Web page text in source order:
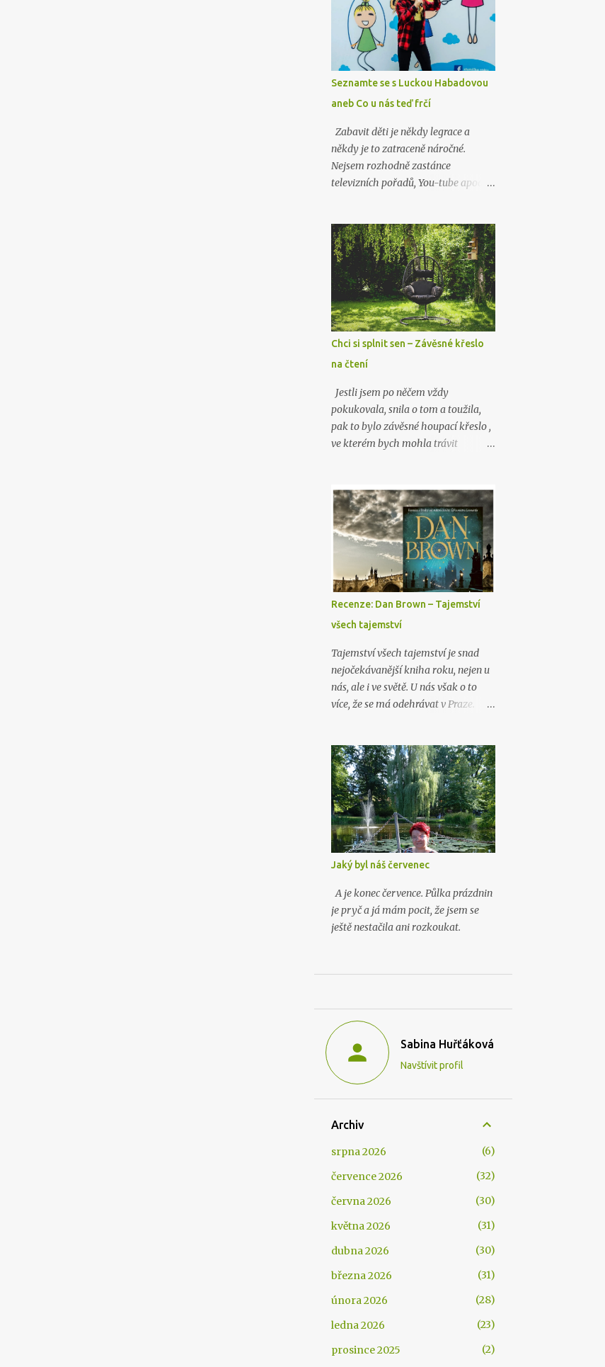
ráda podpořím a samozřejmě i
vyzkouším. Proto jsem neváhala ani
chviličku a rozhodla se nějaké jejich
produkty otestovat. Firma mě
příjemně překvapila, když mi
výrobky k otestování. A tak jsem se
rozhodla, že vám sem hodím tento
článek už nyní, byť to ještě není
přímo recenze. Tu si nechám na
později, až budu produkty déle
Seznamte se s Luckou Habadovou
aneb Co u nás teď frčí
Zabavit děti je někdy legrace a
někdy je to zatraceně náročné.
Nejsem rozhodně zastánce
televizních pořadů, You-tube apod.,
odpočinout a dovolí dětem nějaký
ten pořad. Bezduchá videa se snažím
dětem nepouštět, i když je mi jasné,
že přesně to je baví. Nedávno jsme
narazili na videa jedné slečny, která
děti ihned zaujala. Jmenuje se Lucie
Habadová , je krásná, talentovaná,
mladičká a vidět jste ji mohli i
v několika klipech s Kájou a
Bambuláčkem.
Chci si splnit sen – Závěsné křeslo
na čtení
Jestli jsem po něčem vždy
pokukovala, snila o tom a toužila,
pak to bylo závěsné houpací křeslo ,
ve kterém bych mohla trávit
dostala takový ten klasický ušák
s podnožkou, který byl opravdu
krásný, ale nijak extra pohodlný. A
tak nyní, v novém bytě a s další
zajímavou životní etapou před
sebou, přemýšlím konečně o onom
vysněném závěsném křesle .
Recenze: Dan Brown – Tajemství
všech tajemství
Tajemství všech tajemství je snad
nejočekávanější kniha roku, nejen u
nás, ale i ve světě. U nás však o to
více, že se má odehrávat v Praze.
partnerkou je mu tentokrát vědkyně
Katherine Solomonová zabývající se
lidským vědomím.
Jaký byl náš červenec
A je konec července. Půlka prázdnin
je pryč a já mám pocit, že jsem se
ještě nestačila ani rozkoukat.
Sabina Huřťáková
Navštívit profil
Archiv
srpna 2026
6
července 2026
32
června 2026
30
května 2026
31
dubna 2026
30
března 2026
31
února 2026
28
ledna 2026
23
prosince 2025
2